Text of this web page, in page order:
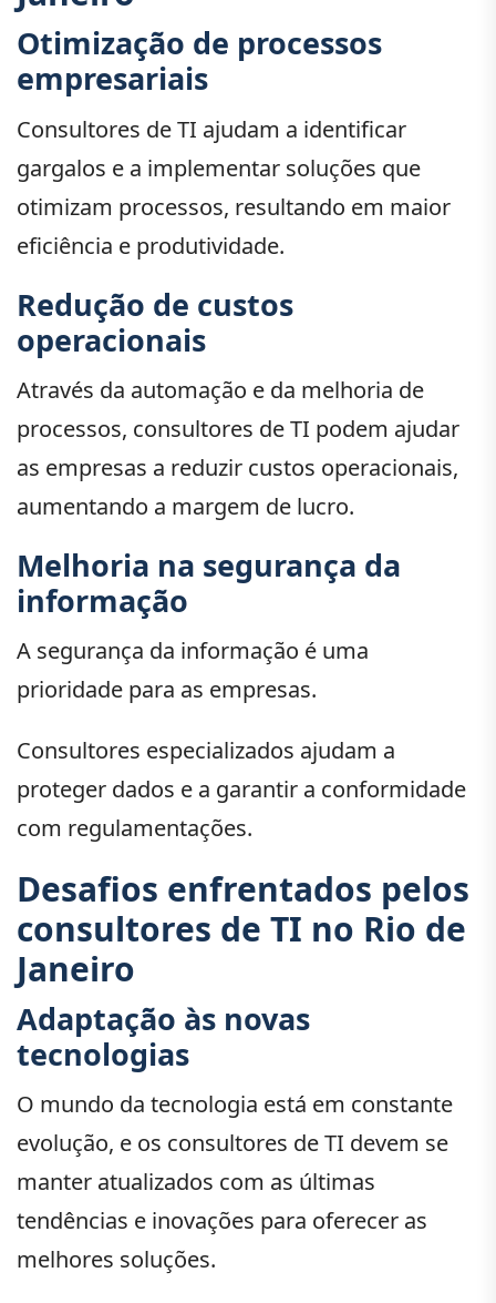
Otimização de processos
empresariais
Consultores de TI ajudam a identificar
gargalos e a implementar soluções que
otimizam processos, resultando em maior
eficiência e produtividade.
Redução de custos
operacionais
Através da automação e da melhoria de
processos, consultores de TI podem ajudar
as empresas a reduzir custos operacionais,
aumentando a margem de lucro.
Melhoria na segurança da
informação
A segurança da informação é uma
prioridade para as empresas.
Consultores especializados ajudam a
proteger dados e a garantir a conformidade
com regulamentações.
Desafios enfrentados pelos
consultores de TI no Rio de
Janeiro
Adaptação às novas
tecnologias
O mundo da tecnologia está em constante
evolução, e os consultores de TI devem se
manter atualizados com as últimas
tendências e inovações para oferecer as
melhores soluções.